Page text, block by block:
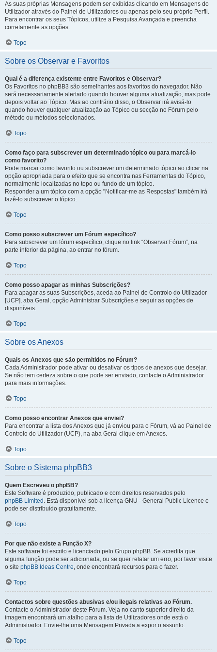
As suas próprias Mensagens podem ser exibidas clicando em Mensagens do
Utilizador através do Painel de Utilizadores ou apenas pelo seu próprio Perfil.
Para encontrar os seus Tópicos, utilize a Pesquisa Avançada e preencha
corretamente as opções.
Topo
Sobre os Observar e Favoritos
Qual é a diferença existente entre Favoritos e Observar?
Os Favoritos no phpBB3 são semelhantes aos favoritos do navegador. Não
será necessariamente alertado quando houver alguma atualização, mas pode
depois voltar ao Tópico. Mas ao contrário disso, o Observar irá avisá-lo
quando houver qualquer atualização ao Tópico ou secção no Fórum pelo
método ou métodos selecionados.
Topo
Como faço para subscrever um determinado tópico ou para marcá-lo
como favorito?
Pode marcar como favorito ou subscrever um determinado tópico ao clicar na
opção apropriada para o efeito que se encontra nas Ferramentas do Tópico,
normalmente localizadas no topo ou fundo de um tópico.
Responder a um tópico com a opção "Notificar-me as Respostas" também irá
fazê-lo subscrever o tópico.
Topo
Como posso subscrever um Fórum específico?
Para subscrever um fórum específico, clique no link “Observar Fórum”, na
parte inferior da página, ao entrar no fórum.
Topo
Como posso apagar as minhas Subscrições?
Para apagar as suas Subscrições, aceda ao Painel de Controlo do Utilizador
[UCP], aba Geral, opção Administrar Subscrições e seguir as opções de
disponíveis.
Topo
Sobre os Anexos
Quais os Anexos que são permitidos no Fórum?
Cada Administrador pode ativar ou desativar os tipos de anexos que desejar.
Se não tem certeza sobre o que pode ser enviado, contacte o Administrador
para mais informações.
Topo
Como posso encontrar Anexos que enviei?
Para encontrar a lista dos Anexos que já enviou para o Fórum, vá ao Painel de
Controlo do Utilizador (UCP), na aba Geral clique em Anexos.
Topo
Sobre o Sistema phpBB3
Quem Escreveu o phpBB?
Este Software é produzido, publicado e com direitos reservados pelo
phpBB Limited . Está disponível sob a licença GNU - General Public Licence e
pode ser distribuído gratuitamente.
Topo
Por que não existe a Função X?
Este software foi escrito e licenciado pelo Grupo phpBB. Se acredita que
alguma função pode ser adicionada, ou se quer relatar um erro, por favor visite
o site phpBB Ideas Centre, onde encontrará recursos para o fazer.
Topo
Contactos sobre questões abusivas e/ou ilegais relativas ao Fórum.
Contacte o Administrador deste Fórum. Veja no canto superior direito da
imagem encontrará um atalho para a lista de Utilizadores onde está o
Administrador. Envie-lhe uma Mensagem Privada a expor o assunto.
Topo